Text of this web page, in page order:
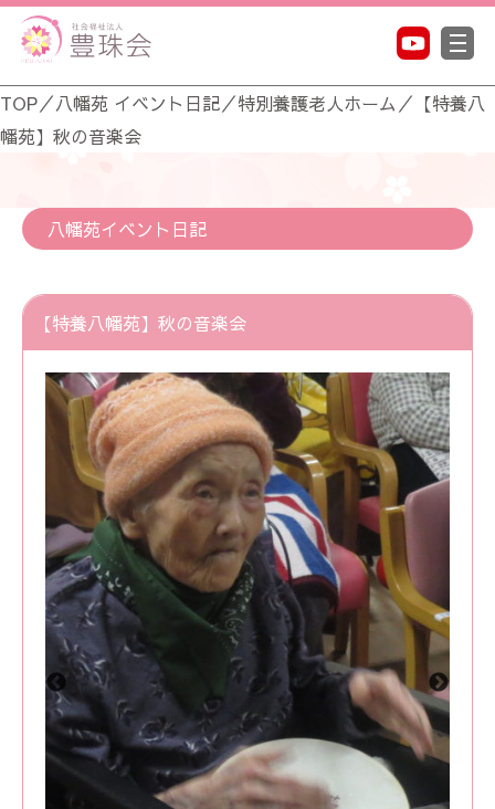
TOP／八幡苑 イベント日記／特別養護老人ホーム ／ 【特養八
幡苑】秋の音楽会
八幡苑イベント日記
【特養八幡苑】秋の音楽会